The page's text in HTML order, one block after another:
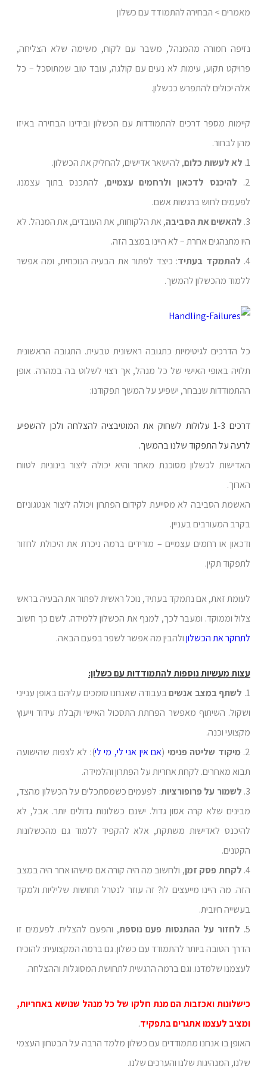
מאמרים> הבחירה להתמודד עם כשלון
נזיפה חמורה מהמנהל, משבר עם לקוח, משימה שלא הצליחה,
פרויקט תקוע, עימות לא נעים עם קולגה, עובד טוב שמתוסכל – כל
אלה יכולים להתפרש ככשלון.
קיימות מספר דרכים להתמודדות עם הכשלון ובידינו הבחירה באיזו
מהן לבחור.
1. לא לעשות כלום, להישאר אדישים, להחליק את הכשלון.
2.
להיכנס לדכאון ולרחמים עצמיים, להתכנס בתוך עצמנו.
לפעמים לחוש ברגשות אשם.
3. להאשים את הסביבה, את הלקוחות, את העובדים, את המנהל. לא
היו מתנהגים אחרת – לא היינו במצב הזה.
4. להתמקד בעתיד: כיצד לפתור את הבעיה הנוכחית, ומה אפשר
ללמוד מהכשלון להמשך.
כל הדרכים לגיטימיות כתגובה ראשונית טבעית. התגובה הראשונית
תלויה באופי האישי של כל מנהל, אך רצוי לשלוט בה במהרה. אופן
ההתמודדות שנבחר, ישפיע על המשך תפקודנו:
דרכים 1-3 עלולות לשחוק את המוטיבציה להצלחה ולכן להשפיע
לרעה על התפקוד שלנו בהמשך.
האדישות לכשלון מסוכנת מאחר והיא יכולה ליצור בינוניות לטווח
הארוך.
האשמת הסביבה לא מסייעת לקידום הפתרון ויכולה ליצור אנטגוניזם
בקרב המעורבים בעניין.
ודכאון או רחמים עצמיים – מורידים ברמה ניכרת את היכולת לחזור
לתפקוד תקין.
לעומת זאת, אם נתמקד בעתיד, נוכל ראשית לפתור את הבעיה בראש
צלול וממוקד. ומעבר לכך, למנף את הכשלון ללמידה. לשם כך חשוב
לתחקר את הכשלוןולהבין מה אפשר לשפר בפעם הבאה.
עצות מעשיות נוספות להתמודדות עם כשלון:
1. לשתף במצב אנשיםבעבודה שאנחנו סומכים עליהם באופן ענייני
ושקול. השיתוף מאפשר הפחתת התסכול האישי וקבלת עידוד וייעוץ
מקצועי וכנה.
2. מיקוד שליטה פנימי (אם אין אני לי, מי לי): לא לצפות שהישועה
תבוא מאחרים. לקחת אחריות על הפתרון והלמידה.
3. לשמור על פרופורציות: לפעמים כשמסתכלים על הכשלון מהצד,
מבינים שלא קרה אסון גדול. ישנם כשלונות גדולים יותר. אבל, לא
להיכנס לאדישות משתקת, אלא להקפיד ללמוד גם מהכשלונות
הקטנים.
4. לקחת פסק זמן, ולחשוב מה היה קורה אם מישהו אחר היה במצב
הזה. מה היינו מייעצים לו? זה עוזר לנטרל תחושות שליליות ולמקד
בעשייה חיובית.
5. לחזור על ההתנסות פעם נוספת, והפעם להצליח. לפעמים זו
הדרך הטובה ביותר להתמודד עם כשלון. גם ברמה המקצועית: להוכיח
לעצמנו שלמדנו. וגם ברמה הרגשית לתחושת המסוגלות וההצלחה.
כישלונות ואכזבות הם מנת חלקו של כל מנהל שנושא באחריות,
ומציב לעצמו אתגרים בתפקיד.
האופן בו אנחנו מתמודדים עם כשלון מלמד הרבה על הבטחון העצמי
שלנו, המנהיגות שלנו והערכים שלנו.